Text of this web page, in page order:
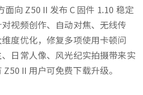
面向 Z50 II 发布 C 固件 1.10 稳定
视频创作、自动对焦、无线传
度优化，修复多项使用卡顿问
日常人像、风光纪实拍摄带来实
II 用户可免费下载升级。